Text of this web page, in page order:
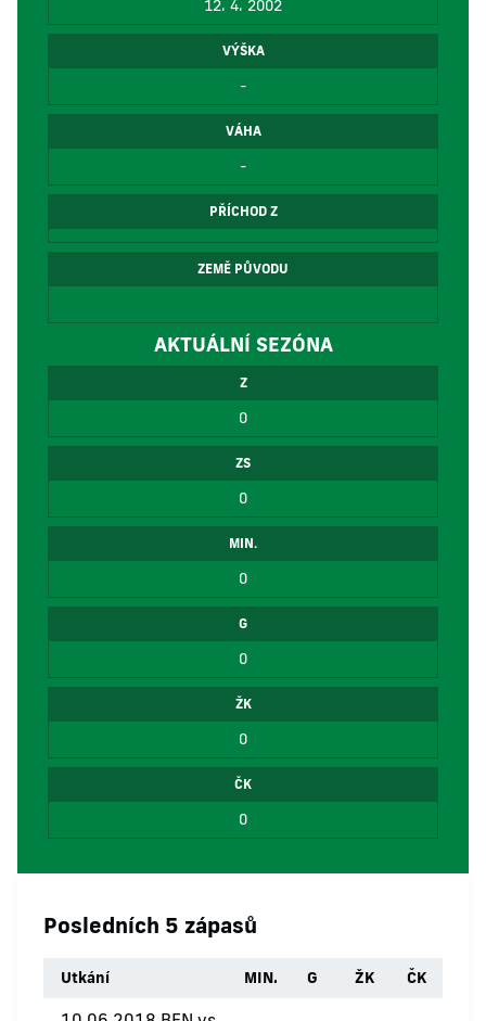
12. 4. 2002
VÝŠKA
-
VÁHA
-
PŘÍCHOD Z
ZEMĚ PŮVODU
AKTUÁLNÍ SEZÓNA
Z
0
ZS
0
MIN.
0
G
0
ŽK
0
ČK
0
Posledních 5 zápasů
Utkání MIN. G ŽK ČK